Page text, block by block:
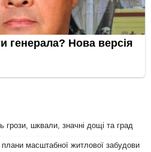
грози, шквали, значні дощі та град
масштабної житлової забудови